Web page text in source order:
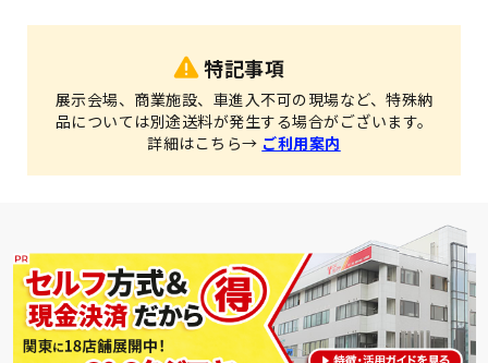
特記事項
展示会場、商業施設、車進入不可の現場など、特殊納
品については別途送料が発生する場合がございます。
詳細はこちら→ ご利用案内